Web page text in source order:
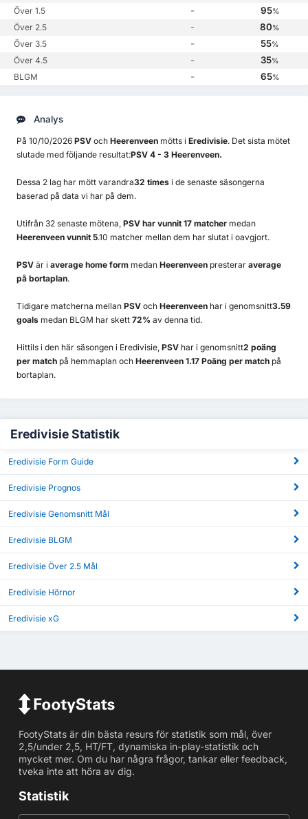
Över 1.5 - 95%
Över 2.5 - 80%
Över 3.5 - 55%
Över 4.5 - 35%
BLGM - 65%
Analys
På 10/10/2026 PSV och Heerenveen mötts i Eredivisie. Det sista mötet
slutade med följande resultat:PSV 4 - 3 Heerenveen.
Dessa 2 lag har mött varandra32 times i de senaste säsongerna
baserad på data vi har på dem.
Utifrån 32 senaste mötena, PSV har vunnit 17 matcher medan
Heerenveen vunnit 5.10 matcher mellan dem har slutat i oavgjort.
PSV är i average home form medan Heerenveen presterar average
på bortaplan.
Tidigare matcherna mellan PSV och Heerenveen har i genomsnitt3.59
goals medan BLGM har skett 72% av denna tid.
Hittils i den här säsongen i Eredivisie, PSV har i genomsnitt2 poäng
per match på hemmaplan och Heerenveen 1.17 Poäng per match på
bortaplan.
Eredivisie Statistik
Eredivisie Form Guide
Eredivisie Prognos
Eredivisie Genomsnitt Mål
Eredivisie BLGM
Eredivisie Över 2.5 Mål
Eredivisie Hörnor
Eredivisie xG
FootyStats är din bästa resurs för statistik som mål, över
2,5/under 2,5, HT/FT, dynamiska in-play-statistik och
mycket mer. Om du har några frågor, tankar eller feedback,
tveka inte att höra av dig.
Statistik